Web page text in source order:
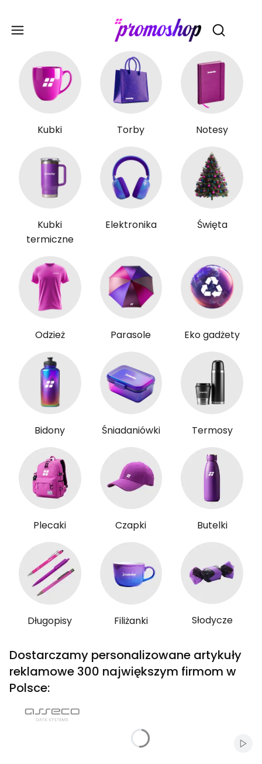
Otwórz
Kubki Torby Notesy
Kubki
termiczne
Elektronika Święta
Odzież Parasole Eko gadżety
Bidony Śniadaniówki Termosy
Plecaki Czapki Butelki
Długopisy Filiżanki Słodycze
Dostarczamy personalizowane artykuły
reklamowe 300 największym firmom w
Polsce: